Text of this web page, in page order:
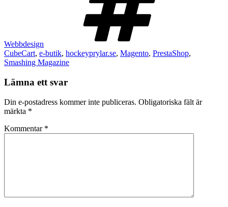
Webbdesign
CubeCart, e-butik, hockeyprylar.se, Magento, PrestaShop,
Smashing Magazine
Lämna ett svar
Din e-postadress kommer inte publiceras. Obligatoriska fält är
märkta *
Kommentar *